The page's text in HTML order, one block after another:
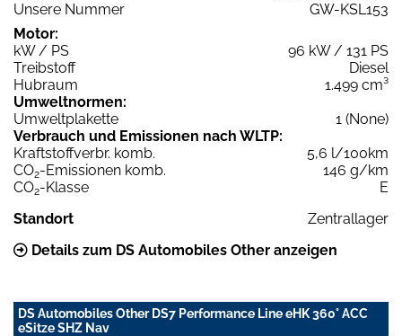
Unsere Nummer
GW-KSL153
Motor:
kW / PS
96 kW / 131 PS
Treibstoff
Diesel
Hubraum
1.499 cm³
Umweltnormen:
Umweltplakette
1 (None)
Verbrauch und Emissionen nach WLTP:
Kraftstoffverbr. komb.
5,6 l/100km
CO2-Emissionen komb.
146 g/km
CO2-Klasse
E
Standort
Zentrallager
Details zum DS Automobiles Other anzeigen
DS Automobiles Other DS7 Performance Line eHK 360° ACC
eSitze SHZ Nav